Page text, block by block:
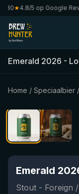
★4.8/5 op Google
Emerald 2026 -
Home / Speciaalbier /
Emerald
Stout - Foreign